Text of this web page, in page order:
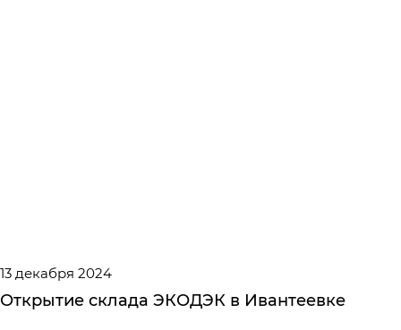
13 декабря 2024
Открытие склада ЭКОДЭК в Ивантеевке